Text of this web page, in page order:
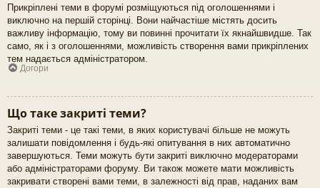
Прикріплені теми в форумі розміщуються під оголошеннями і
виключно на першій сторінці. Вони найчастіше містять досить
важливу інформацію, тому ви повинні прочитати їх якнайшвидше. Так
само, як і з оголошеннями, можливість створення вами прикріплених
тем надається адміністратором.
Догори
Що таке закриті теми?
Закриті теми - це такі теми, в яких користувачі більше не можуть
залишати повідомлення і будь-які опитування в них автоматично
завершуються. Теми можуть бути закриті виключно модераторами
або адміністраторами форуму. Ви також можете мати можливість
закривати створені вами теми, в залежності від прав, наданих вам